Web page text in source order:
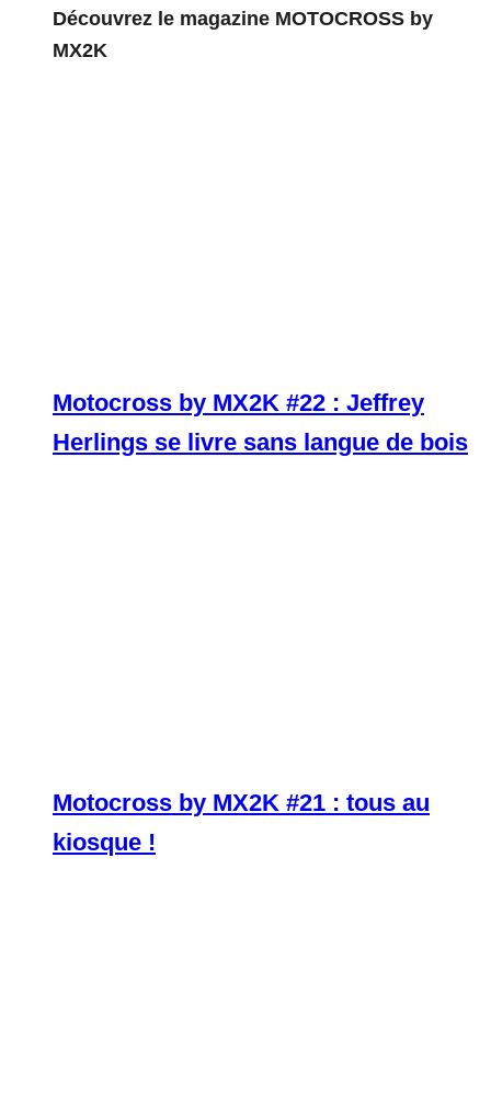
Découvrez le magazine MOTOCROSS by
MX2K
Motocross by MX2K #22 : Jeffrey
Herlings se livre sans langue de bois
Motocross by MX2K #21 : tous au
kiosque !